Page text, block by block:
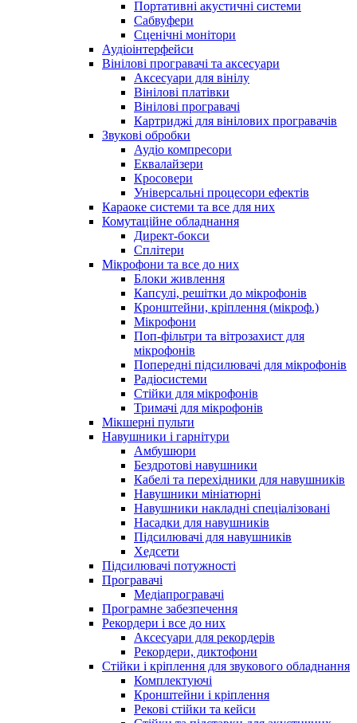
Портативні акустичні системи
Сабвуфери
Сценічні монітори
Аудіоінтерфейси
Вінілові програвачі та аксесуари
Аксесуари для вінілу
Вінілові платівки
Вінілові програвачі
Картриджі для вінілових програвачів
Звукові обробки
Аудіо компресори
Еквалайзери
Кросовери
Універсальні процесори ефектів
Караоке системи та все для них
Комутаційне обладнання
Директ-бокси
Сплітери
Мікрофони та все до них
Блоки живлення
Капсулі, решітки до мікрофонів
Кронштейни, кріплення (мікроф.)
Мікрофони
Поп-фільтри та вітрозахист для
мікрофонів
Попередні підсилювачі для мікрофонів
Радіосистеми
Стійки для мікрофонів
Тримачі для мікрофонів
Мікшерні пульти
Навушники і гарнітури
Амбушюри
Бездротові навушники
Кабелі та перехідники для навушників
Навушники мініатюрні
Навушники накладні спеціалізовані
Насадки для навушників
Підсилювачі для навушників
Хедсети
Підсилювачі потужності
Програвачі
Медіапрогравачі
Програмне забезпечення
Рекордери і все до них
Аксесуари для рекордерів
Рекордери, диктофони
Стійки і кріплення для звукового обладнання
Комплектуючі
Кронштейни і кріплення
Рекові стійки та кейси